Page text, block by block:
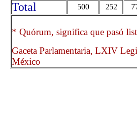
Total
500 252
* Quórum, significa que pasó
Gaceta Parlamentaria, LXIV
México